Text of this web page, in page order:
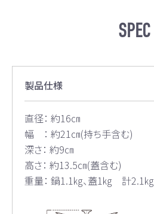
SPEC
製品仕様
直径： 約16㎝
幅 ： 約21㎝(持ち手含む)
深さ： 約9㎝
高さ： 約13.5㎝(蓋含む)
重量： 鍋1.1㎏、蓋1㎏ 計2.1㎏